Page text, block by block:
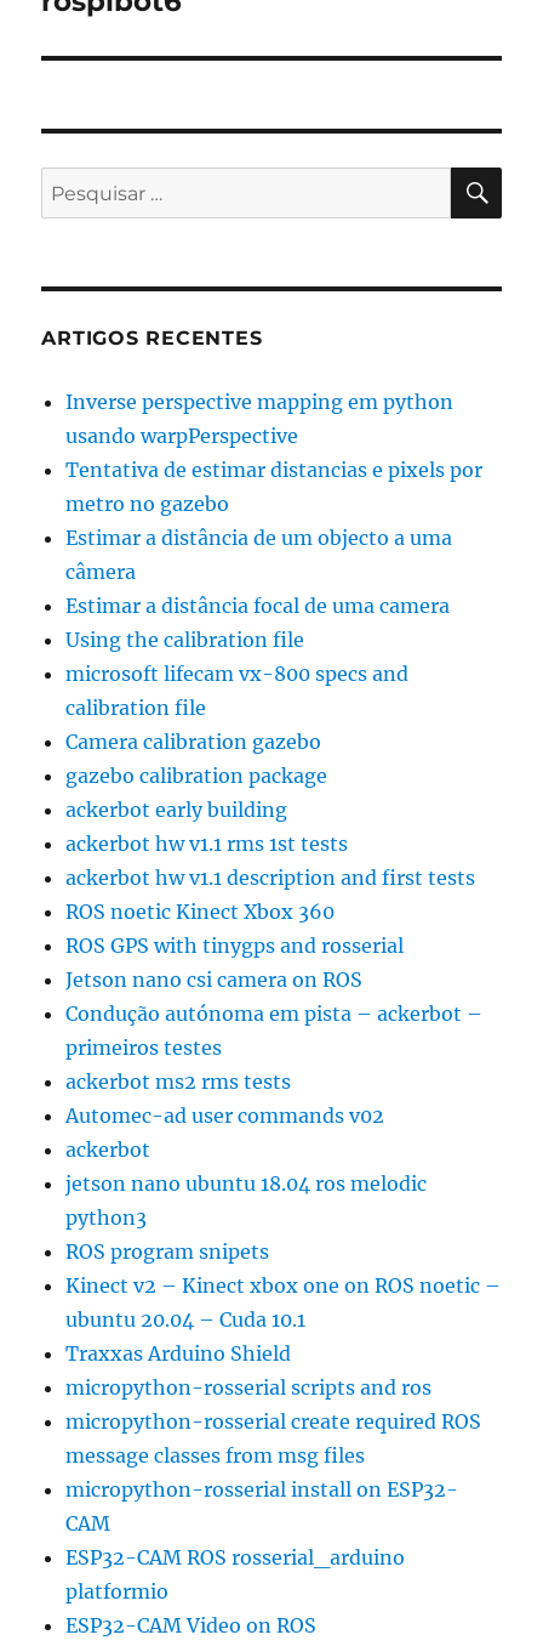
Pesquisar
por:
ARTIGOS RECENTES
Inverse perspective mapping em python
usando warpPerspective
Tentativa de estimar distancias e pixels por
metro no gazebo
Estimar a distância de um objecto a uma
câmera
Estimar a distância focal de uma camera
Using the calibration file
microsoft lifecam vx-800 specs and
calibration file
Camera calibration gazebo
gazebo calibration package
ackerbot early building
ackerbot hw v1.1 rms 1st tests
ackerbot hw v1.1 description and first tests
ROS noetic Kinect Xbox 360
ROS GPS with tinygps and rosserial
Jetson nano csi camera on ROS
Condução autónoma em pista – ackerbot –
primeiros testes
ackerbot ms2 rms tests
Automec-ad user commands v02
ackerbot
jetson nano ubuntu 18.04 ros melodic
python3
ROS program snipets
Kinect v2 – Kinect xbox one on ROS noetic –
ubuntu 20.04 – Cuda 10.1
Traxxas Arduino Shield
micropython-rosserial scripts and ros
micropython-rosserial create required ROS
message classes from msg files
micropython-rosserial install on ESP32-
CAM
ESP32-CAM ROS rosserial_arduino
platformio
ESP32-CAM Video on ROS